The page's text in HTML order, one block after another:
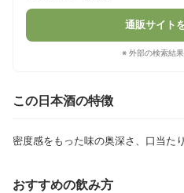
通販サイト
※ 外部の検索結
この日本酒の特徴
密度感をもった味の奥深さ、口当た
おすすめの飲み方